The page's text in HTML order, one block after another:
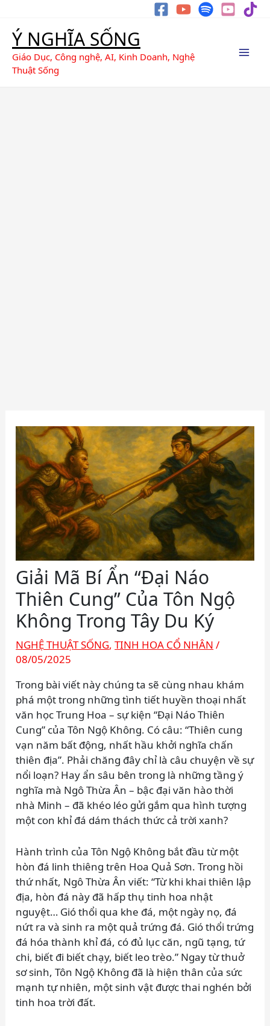
nội
dung
Ý NGHĨA SỐNG
Giáo Dục, Công nghệ, AI, Kinh Doanh, Nghệ
Thuật Sống
Giải Mã Bí Ẩn “Đại Náo
Thiên Cung” Của Tôn Ngộ
Không Trong Tây Du Ký
NGHỆ THUẬT SỐNG,TINH HOA CỔ NHÂN /
08/05/2025
Trong bài viết này chúng ta sẽ cùng nhau khám
phá một trong những tình tiết huyền thoại nhất
văn học Trung Hoa – sự kiện “Đại Náo Thiên
Cung” của Tôn Ngộ Không. Có câu: “Thiên cung
vạn năm bất động, nhất hầu khởi nghĩa chấn
thiên địa”. Phải chăng đây chỉ là câu chuyện về sự
nổi loạn? Hay ẩn sâu bên trong là những tầng ý
nghĩa mà Ngô Thừa Ân – bậc đại văn hào thời
nhà Minh – đã khéo léo gửi gắm qua hình tượng
một con khỉ đá dám thách thức cả trời xanh?
Hành trình của Tôn Ngộ Không bắt đầu từ một
hòn đá linh thiêng trên Hoa Quả Sơn. Trong hồi
thứ nhất, Ngô Thừa Ân viết: “Từ khi khai thiên lập
địa, hòn đá này đã hấp thụ tinh hoa nhật
nguyệt… Gió thổi qua khe đá, một ngày nọ, đá
nứt ra và sinh ra một quả trứng đá. Gió thổi trứng
đá hóa thành khỉ đá, có đủ lục căn, ngũ tạng, tứ
chi, biết đi biết chạy, biết leo trèo.” Ngay từ thuở
sơ sinh, Tôn Ngộ Không đã là hiện thân của sức
mạnh tự nhiên, một sinh vật được thai nghén bởi
tinh hoa trời đất.